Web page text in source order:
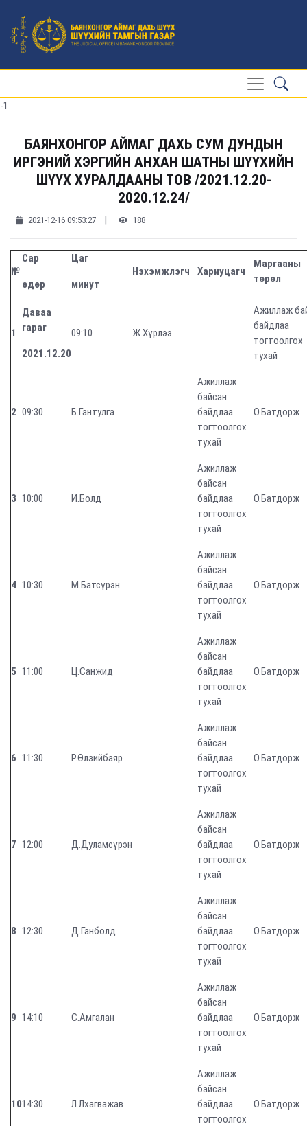
-1
БАЯНХОНГОР АЙМАГ ДАХЬ СУМ ДУНДЫН
ИРГЭНИЙ ХЭРГИЙН АНХАН ШАТНЫ ШҮҮХИЙН
ШҮҮХ ХУРАЛДААНЫ ТОВ /2021.12.20-
2020.12.24/
2021-12-16 09:53:27 | 188
№
Сар
өдөр
Цаг
минут
Нэхэмжлэгч Хариуцагч
Маргааны
төрөл
1
Даваа
гараг
2021.12.20
09:10 Ж.Хүрлээ
Ажиллаж
байдлаа
тогтоолгох
тухай
2 09:30 Б.Гантулга
Ажиллаж
байсан
байдлаа
тогтоолгох
тухай
О.Батдорж
3 10:00 И.Болд
Ажиллаж
байсан
байдлаа
тогтоолгох
тухай
О.Батдорж
4 10:30 М.Батсүрэн
Ажиллаж
байсан
байдлаа
тогтоолгох
тухай
О.Батдорж
5 11:00 Ц.Санжид
Ажиллаж
байсан
байдлаа
тогтоолгох
тухай
О.Батдорж
6 11:30 Р.Өлзийбаяр
Ажиллаж
байсан
байдлаа
тогтоолгох
тухай
О.Батдорж
7 12:00 Д.Дуламсүрэн
Ажиллаж
байсан
байдлаа
тогтоолгох
тухай
О.Батдорж
8 12:30 Д.Ганболд
Ажиллаж
байсан
байдлаа
тогтоолгох
тухай
О.Батдорж
9 14:10 С.Амгалан
Ажиллаж
байсан
байдлаа
тогтоолгох
тухай
О.Батдорж
1014:30 Л.Лхагважав
Ажиллаж
байсан
байдлаа
тогтоолгох
О.Батдорж